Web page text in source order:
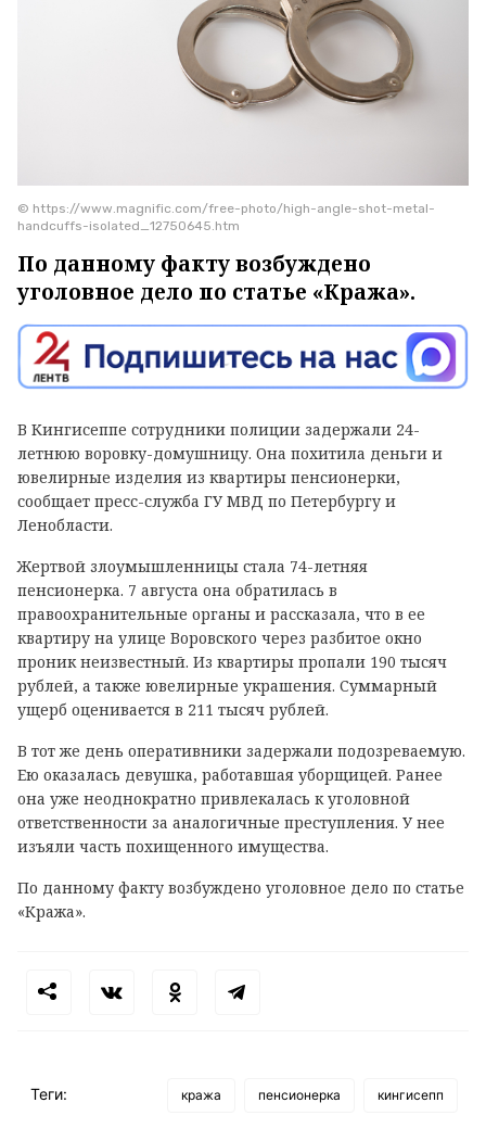
© https://www.magnific.com/free-photo/high-angle-shot-metal-
handcuffs-isolated_12750645.htm
По данному факту возбуждено
уголовное дело по статье «Кража».
В Кингисеппе сотрудники полиции задержали 24-
летнюю воровку-домушницу. Она похитила деньги и
ювелирные изделия из квартиры пенсионерки,
сообщает пресс-служба ГУ МВД по Петербургу и
Ленобласти.
Жертвой злоумышленницы стала 74-летняя
пенсионерка. 7 августа она обратилась в
правоохранительные органы и рассказала, что в ее
квартиру на улице Воровского через разбитое окно
проник неизвестный. Из квартиры пропали 190 тысяч
рублей, а также ювелирные украшения. Суммарный
ущерб оценивается в 211 тысяч рублей.
В тот же день оперативники задержали подозреваемую.
Ею оказалась девушка, работавшая уборщицей. Ранее
она уже неоднократно привлекалась к уголовной
ответственности за аналогичные преступления. У нее
изъяли часть похищенного имущества.
По данному факту возбуждено уголовное дело по статье
«Кража».
Теги: кража пенсионерка кингисепп